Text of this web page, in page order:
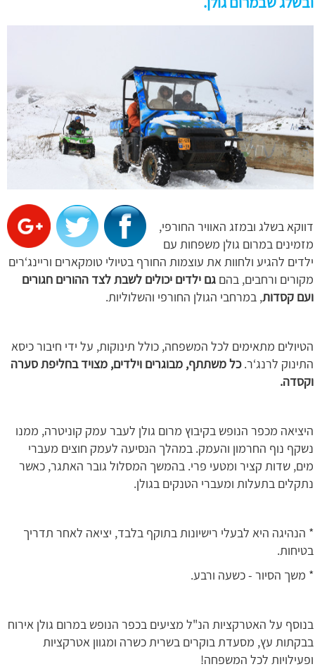
דווקא בשלג ובמזג האוויר החורפי,
מזמינים במרום גולן משפחות עם
ילדים להגיע ולחוות את עוצמות החורף בטיולי טומקארים וריינג‘רים
מקורים ורחבים, בהם גם ילדים יכולים לשבת לצד ההורים חגורים
ועם קסדות, במרחבי הגולן החורפי והשלוליות.
הטיולים מתאימים לכל המשפחה, כולל תינוקות, על ידי חיבור כיסא
התינוק לרנג‘ר.כל משתתף, מבוגרים וילדים, מצויד בחליפת סערה
וקסדה.
היציאה מכפר הנופש בקיבוץ מרום גולן לעבר עמק קוניטרה, ממנו
נשקף נוף החרמון והעמק. במהלך הנסיעה לעמק חוצים מעברי
מים, שדות קציר ומטעי פרי. בהמשך המסלול גובר האתגר, כאשר
נתקלים בתעלות ומעברי הטנקים בגולן.
* הנהיגה היא לבעלי רישיונות בתוקף בלבד, יציאה לאחר תדריך
בטיחות.
* משך הסיור - כשעה ורבע.
בנוסף על האטרקציות הנ"ל מציעים בכפר הנופש במרום גולן אירוח
בבקתות עץ, מסעדת בוקרים בשרית כשרה ומגוון אטרקציות
ופעילויות לכל המשפחה!